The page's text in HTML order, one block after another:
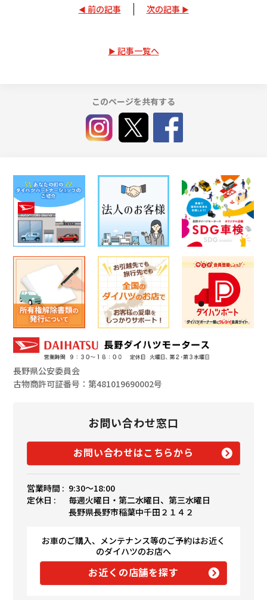
前の記事 次の記事
記事一覧へ
このページを共有する
長野県公安委員会
古物商許可証番号：第481019690002号
お問い合わせ窓口
お問い合わせはこちらから
営業時間 : 9:30〜18:00
定休日 :
毎週火曜日・第二水曜日、第三水曜日
長野県長野市稲葉中千田２１４２
お車のご購入、メンテナンス等のご予約はお近く
のダイハツのお店へ
お近くの店舗を探す